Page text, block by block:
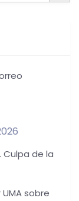
Culpa de la
sobre